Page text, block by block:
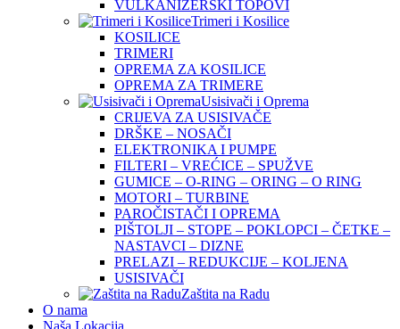
VULKANIZERSKI TOPOVI
Trimeri i Kosilice
KOSILICE
TRIMERI
OPREMA ZA KOSILICE
OPREMA ZA TRIMERE
Usisivači i Oprema
CRIJEVA ZA USISIVAČE
DRŠKE – NOSAČI
ELEKTRONIKA I PUMPE
FILTERI – VREĆICE – SPUŽVE
GUMICE – O-RING – ORING – O RING
MOTORI – TURBINE
PAROČISTAČI I OPREMA
PIŠTOLJI – STOPE – POKLOPCI – ČETKE –
NASTAVCI – DIZNE
PRELAZI – REDUKCIJE – KOLJENA
USISIVAČI
Zaštita na Radu
O nama
Naša Lokacija